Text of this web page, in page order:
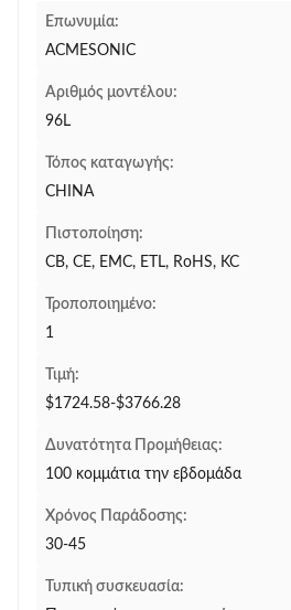
Επωνυμία:
ACMESONIC
Αριθμός μοντέλου:
96L
Τόπος καταγωγής:
CHINA
Πιστοποίηση:
CB, CE, EMC, ETL, RoHS, KC
Τροποποιημένο:
1
Τιμή:
$1724.58-$3766.28
Δυνατότητα Προμήθειας:
100 κομμάτια την εβδομάδα
Χρόνος Παράδοσης:
30-45
Τυπική συσκευασία: